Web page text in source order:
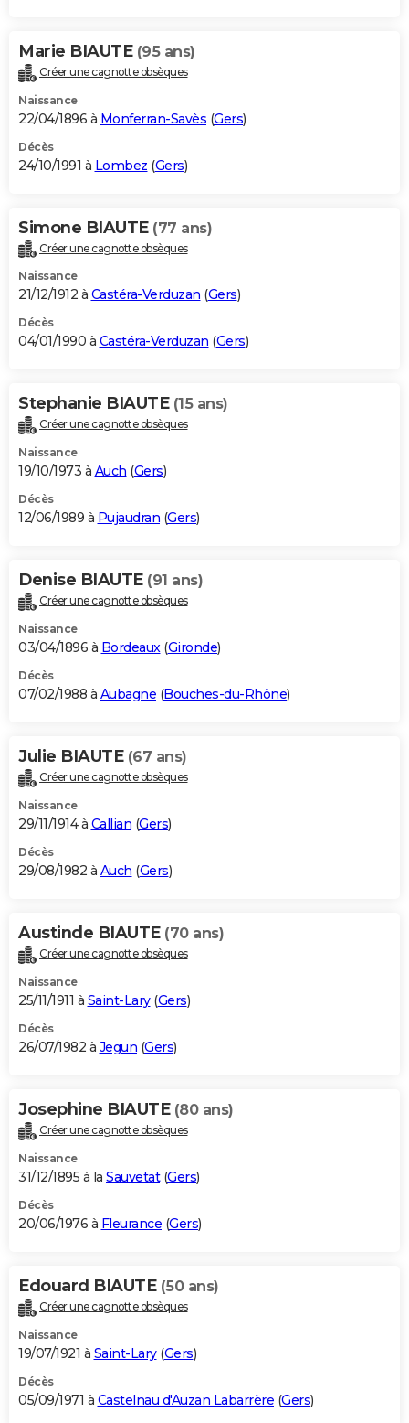
Marie BIAUTE (95 ans)
Créer une cagnotte obsèques
Naissance
22/04/1896 à Monferran-Savès (Gers)
Décès
24/10/1991 à Lombez (Gers)
Simone BIAUTE (77 ans)
Créer une cagnotte obsèques
Naissance
21/12/1912 à Castéra-Verduzan (Gers)
Décès
04/01/1990 à Castéra-Verduzan (Gers)
Stephanie BIAUTE (15 ans)
Créer une cagnotte obsèques
Naissance
19/10/1973 à Auch (Gers)
Décès
12/06/1989 à Pujaudran (Gers)
Denise BIAUTE (91 ans)
Créer une cagnotte obsèques
Naissance
03/04/1896 à Bordeaux(Gironde)
Décès
07/02/1988 à Aubagne (Bouches-du-Rhône)
Julie BIAUTE (67 ans)
Créer une cagnotte obsèques
Naissance
29/11/1914 à Callian (Gers)
Décès
29/08/1982 à Auch (Gers)
Austinde BIAUTE (70 ans)
Créer une cagnotte obsèques
Naissance
25/11/1911 à Saint-Lary(Gers)
Décès
26/07/1982 à Jegun (Gers)
Josephine BIAUTE (80 ans)
Créer une cagnotte obsèques
Naissance
31/12/1895 à la Sauvetat(Gers)
Décès
20/06/1976 à Fleurance (Gers)
Edouard BIAUTE (50 ans)
Créer une cagnotte obsèques
Naissance
19/07/1921 à Saint-Lary(Gers)
Décès
05/09/1971 à Castelnau d'Auzan Labarrère (Gers)